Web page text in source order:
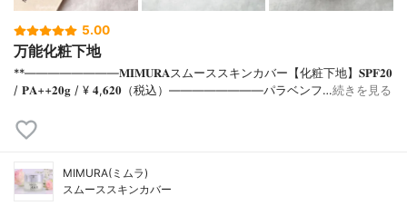
5.00
万能化粧下地
**⁡⁡⁡————————⁡𝐌𝐈𝐌𝐔𝐑𝐀スムーススキンカバー【化粧下地】𝐒𝐏𝐅𝟐𝟎
/ 𝐏𝐀++⁡𝟐𝟎𝐠 / ¥ 𝟒,𝟔𝟐𝟎（税込）⁡————————パラベンフ…続きを見る
MIMURA(ミムラ)
スムーススキンカバー